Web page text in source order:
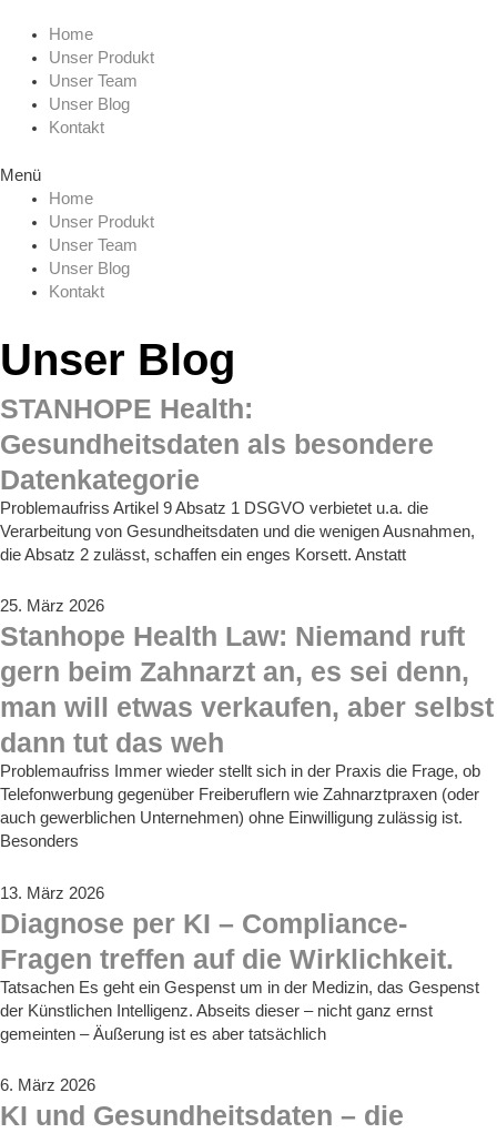
Inhalt
springen
Home
Unser Produkt
Unser Team
Unser Blog
Kontakt
Menü
Home
Unser Produkt
Unser Team
Unser Blog
Kontakt
Unser Blog
STANHOPE Health:
Gesundheitsdaten als besondere
Datenkategorie
Problemaufriss Artikel 9 Absatz 1 DSGVO verbietet u.a. die
Verarbeitung von Gesundheitsdaten und die wenigen Ausnahmen,
die Absatz 2 zulässt, schaffen ein enges Korsett. Anstatt
25. März 2026
Stanhope Health Law: Niemand ruft
gern beim Zahnarzt an, es sei denn,
man will etwas verkaufen, aber selbst
dann tut das weh
Problemaufriss Immer wieder stellt sich in der Praxis die Frage, ob
Telefonwerbung gegenüber Freiberuflern wie Zahnarztpraxen (oder
auch gewerblichen Unternehmen) ohne Einwilligung zulässig ist.
Besonders
13. März 2026
Diagnose per KI – Compliance-
Fragen treffen auf die Wirklichkeit.
Tatsachen Es geht ein Gespenst um in der Medizin, das Gespenst
der Künstlichen Intelligenz. Abseits dieser – nicht ganz ernst
gemeinten – Äußerung ist es aber tatsächlich
6. März 2026
KI und Gesundheitsdaten – die